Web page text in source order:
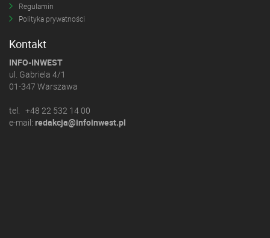
Regulamin
Polityka prywatności
Kontakt
INFO-INWEST
ul. Gabriela 4/1
01-347 Warszawa
tel. +48 22 532 14 00
e-mail: redakcja@infoinwest.pl